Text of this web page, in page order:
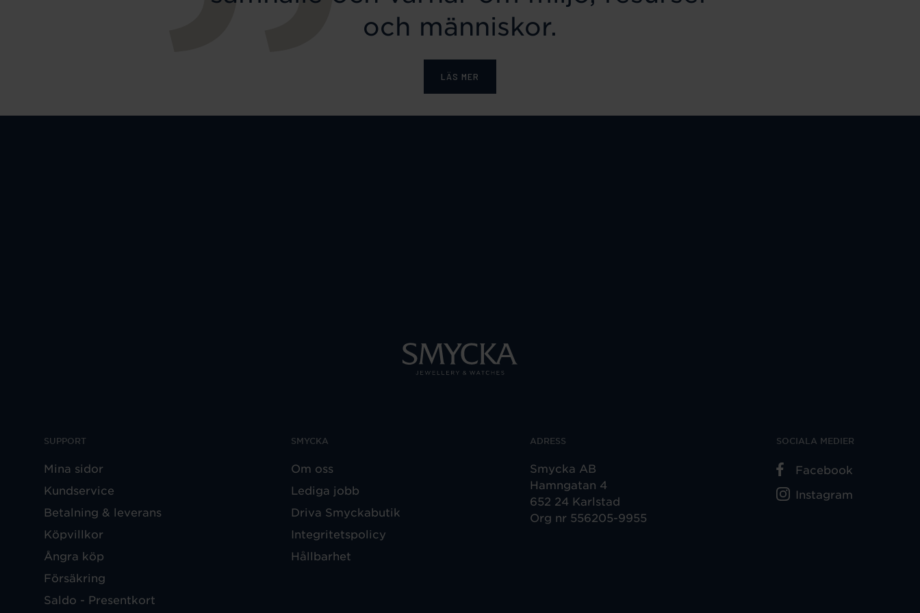
och människor.
LÄS MER
SUPPORT
Mina sidor
Kundservice
Betalning & leverans
Köpvillkor
Ångra köp
Försäkring
Saldo - Presentkort
SMYCKA
Om oss
Lediga jobb
Driva Smyckabutik
Integritetspolicy
Hållbarhet
ADRESS
Smycka AB
Hamngatan 4
652 24 Karlstad
Org nr 556205-9955
SOCIALA MEDIER
Facebook
Instagram